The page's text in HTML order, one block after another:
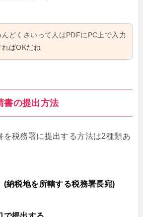
どくさいって人はPDFにPC上で入力
ればOKだね
書の提出方法
を税務署に提出する方法は2種類あ
納税地を所轄する税務署長宛)